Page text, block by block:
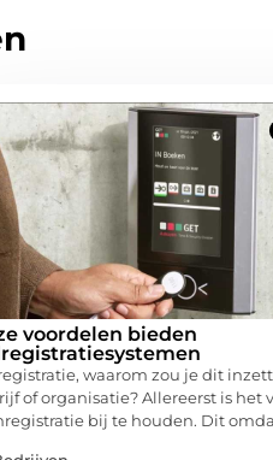
voordelen bieden
waarom zou je dit
of organisatie? Allereerst is het
bij te houden. Dit